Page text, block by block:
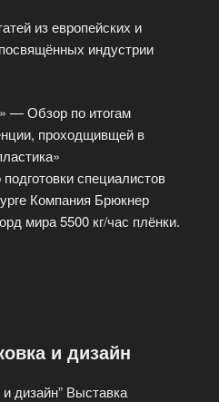
из европейских и
индустрии
— Обзор по итогам
проходщивщей в
специалистов
Компания Брюкнер
мира 5500 кг/час плёнки.
и дизайн
дизайн” Выставка